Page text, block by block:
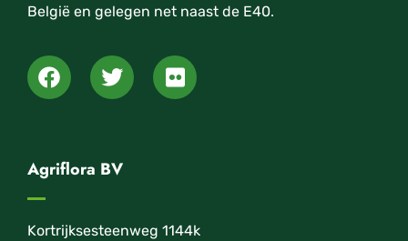
België en gelegen net naast de E40.
Agriflora BV
Kortrijksesteenweg 1144k